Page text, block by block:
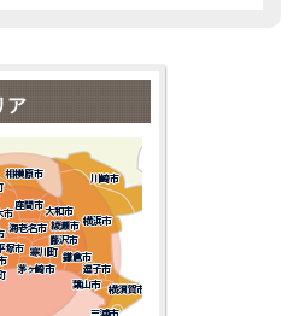
の間
のwebサイトをリニューアルい
ア